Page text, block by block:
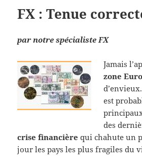
FX : Tenue
par notre spécialiste FX
Jamais
zone Euro
est
des
crise financière qui chahute un
jour les pays les plus fragiles du